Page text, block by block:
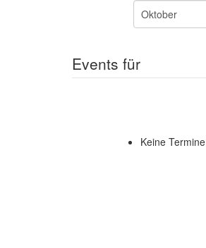
Events für
Keine Termine